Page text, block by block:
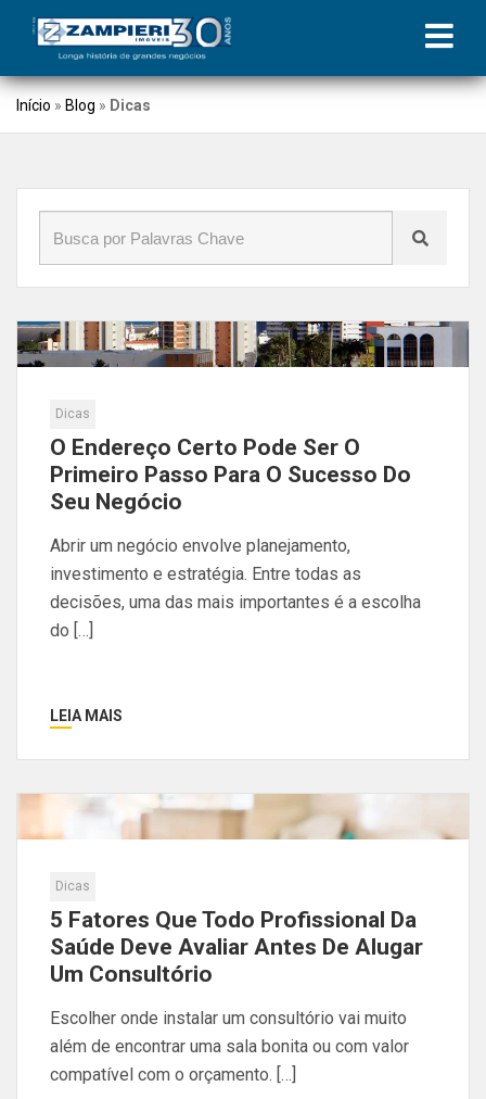
Início » Blog » Dicas
Dicas
O Endereço Certo Pode Ser O
Primeiro Passo Para O Sucesso Do
Seu Negócio
Abrir um negócio envolve planejamento,
investimento e estratégia. Entre todas as
decisões, uma das mais importantes é a escolha
do […]
LEIA MAIS
Dicas
5 Fatores Que Todo Profissional Da
Saúde Deve Avaliar Antes De Alugar
Um Consultório
Escolher onde instalar um consultório vai muito
além de encontrar uma sala bonita ou com valor
compatível com o orçamento. […]